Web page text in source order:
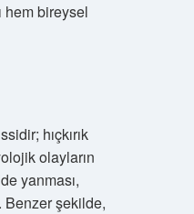
hem bireysel
hıçkırık
olayların
yanması,
Benzer şekilde,